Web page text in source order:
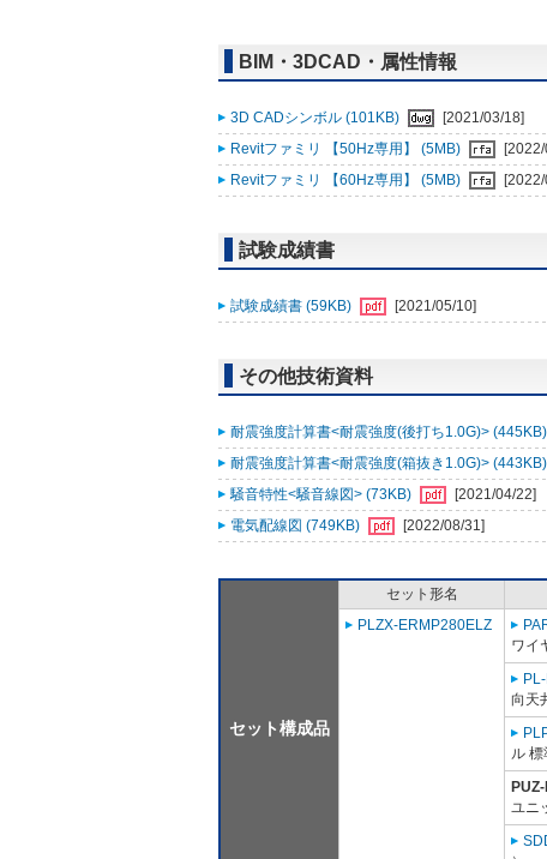
BIM・3DCAD・属性情報
3D CADシンボル (101KB)
[2021/03/18]
Revitファミリ 【50Hz専用】 (5MB)
Revitファミリ 【60Hz専用】 (5MB)
試験成績書
試験成績書 (59KB) [2021/05/10]
その他技術資料
耐震強度計算書<耐震強度(後打ち1.0G)> (445KB)
耐震強度計算書<耐震強度(箱抜き1.0G)> (443KB)
騒音特性<騒音線図> (73KB)
[2021/04/22]
電気配線図 (749KB)
[2022/08/31]
セット構成品
セット形名
PLZX-ERMP280ELZ
ワイ
向天
ル 標
ユニ